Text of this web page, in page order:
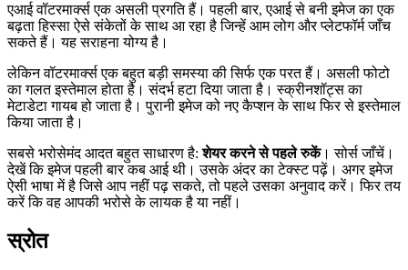
एआई वॉटरमार्क्स एक असली प्रगति हैं। पहली बार, एआई से बनी इमेज का एक
बढ़ता हिस्सा ऐसे संकेतों के साथ आ रहा है जिन्हें आम लोग और प्लेटफॉर्म जाँच
सकते हैं। यह सराहना योग्य है।
लेकिन वॉटरमार्क्स एक बहुत बड़ी समस्या की सिर्फ एक परत हैं। असली फोटो
का गलत इस्तेमाल होता है। संदर्भ हटा दिया जाता है। स्क्रीनशॉट्स का
मेटाडेटा गायब हो जाता है। पुरानी इमेज को नए कैप्शन के साथ फिर से इस्तेमाल
किया जाता है।
सबसे भरोसेमंद आदत बहुत साधारण है:शेयर करने से पहले रुकें। सोर्स जाँचें।
देखें कि इमेज पहली बार कब आई थी। उसके अंदर का टेक्स्ट पढ़ें। अगर इमेज
ऐसी भाषा में है जिसे आप नहीं पढ़ सकते, तो पहले उसका अनुवाद करें। फिर तय
करें कि वह आपकी भरोसे के लायक है या नहीं।
स्रोत